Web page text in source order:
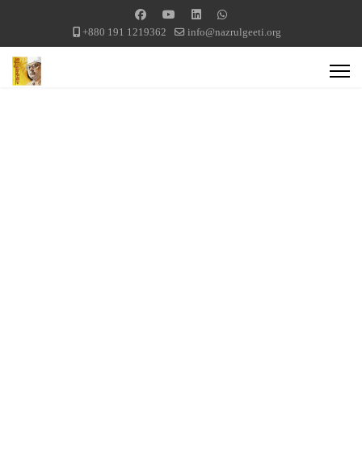
+880 191 1219362 info@nazrulgeeti.org